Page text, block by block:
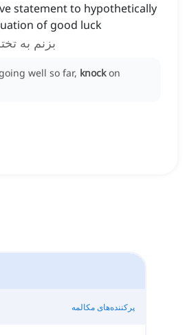
statement to hypothetically
of good luck
بزنم به
well so far, knock on
پرکننده‌های مکالمه